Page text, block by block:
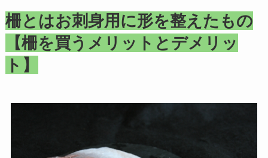
柵とはお刺身用に形を整えたもの
【柵を買うメリットとデメリッ
ト】